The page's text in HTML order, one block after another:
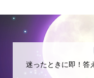
迷ったときに即！答